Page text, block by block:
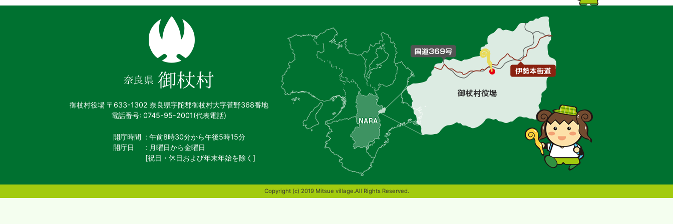
村
御杖村役場 〒633-1302 奈良県宇陀郡御杖村大字菅野368番地
電話番号: 0745-95-2001(代表電話)
開庁時間 : 午前8時30分から午後5時15分
開庁日
: 月曜日から金曜日
[祝日・休日および年末年始を除く]
村
置
を
記
し
に
Copyright (c) 2019 Mitsue village.All Rights Reserved.